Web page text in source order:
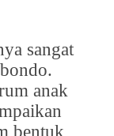
sangat
anak
bentuk